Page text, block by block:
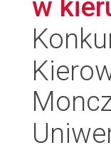
w